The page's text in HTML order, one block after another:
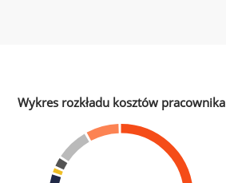
Wykres rozkładu kosztów pracownika